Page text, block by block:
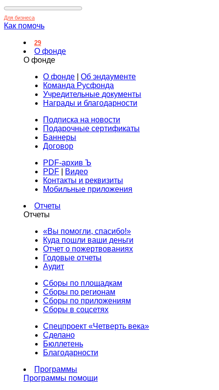
Для бизнеса
Как помочь
29
О фонде
О фонде
О фонде
Об эндаументе
Команда Русфонда
Учредительные документы
Награды и благодарности
Подписка на новости
Подарочные сертификаты
Баннеры
Договор
PDF-архив Ъ
PDF
Видео
Контакты и реквизиты
Мобильные приложения
Отчеты
Отчеты
«Вы помогли, спасибо!»
Куда пошли ваши деньги
Отчет о пожертвованиях
Годовые отчеты
Аудит
Сборы по площадкам
Сборы по регионам
Сборы по приложениям
Сборы в соцсетях
Спецпроект «Четверть века»
Сделано
Бюллетень
Благодарности
Программы
Программы помощи